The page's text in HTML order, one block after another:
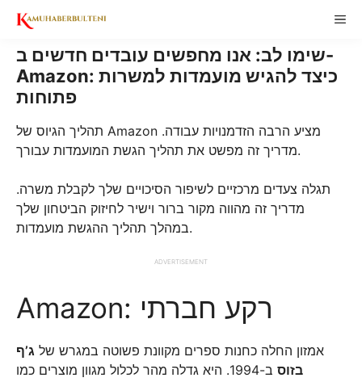
Skip
content
שימו לב: אנו מחפשים עובדים חדשים ב-
Amazon: כיצד להגיש מועמדות למשרות
פתוחות
תהליך הגיוס של Amazon מציע הרבה הזדמנויות עבודה.
מדריך זה מפשט את תהליך הגשת המועמדות עבורך.
תגלה צעדים מרכזיים לשיפור הסיכויים שלך לקבלת משרה.
מדריך זה מהווה מקור ברור וישיר לחיזוק הביטחון שלך
במהלך תהליך ההגשת מועמדות.
ADVERTISEMENT
Amazon: רקע חברתי
אמזון החלה כחנות ספרים מקוונת פשוטה במגרש של ג’ף
בזוס
ב-1994. היא גדלה מהר לכלול מגוון מוצרים כמו